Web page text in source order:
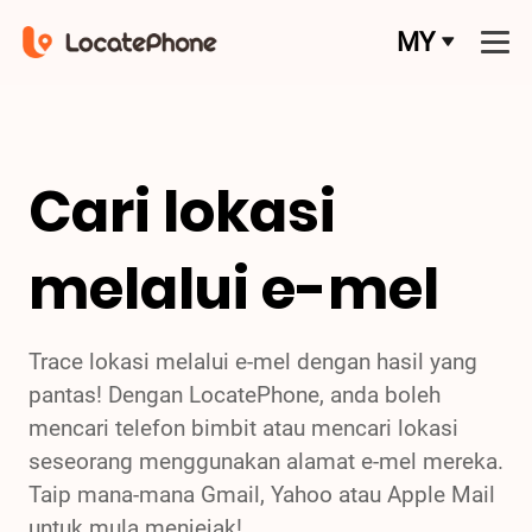
MY
Cari lokasi
melalui e-mel
Trace lokasi melalui e-mel dengan hasil yang
pantas! Dengan LocatePhone, anda boleh
mencari telefon bimbit atau mencari lokasi
seseorang menggunakan alamat e-mel mereka.
Taip mana-mana Gmail, Yahoo atau Apple Mail